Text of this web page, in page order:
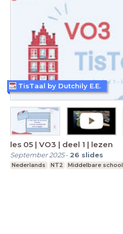
les 05 | VO3 | deel 1 | lezen
September 2025- 26 slides
Nederlands NT2 Middelbare school
TisTaal by Dutchily E.E.